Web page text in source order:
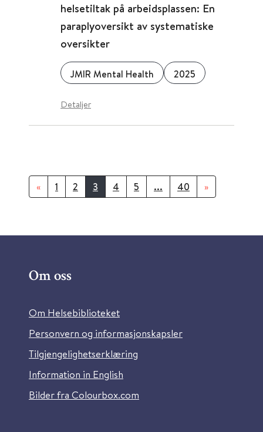
helsetiltak på arbeidsplassen: En
paraplyoversikt av systematiske
oversikter
JMIR Mental Health 2025
Detaljer
« 1 2 3 4 5 ... 40 »
Om oss
Om Helsebiblioteket
Personvern og informasjonskapsler
Tilgjengelighetserklæring
Information in English
Bilder fra Colourbox.com